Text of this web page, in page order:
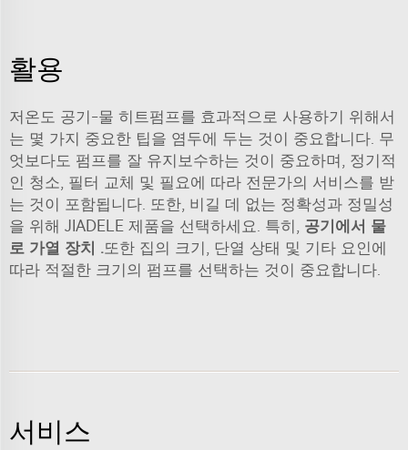
활용
저온도 공기-물 히트펌프를 효과적으로 사용하기 위해서
는 몇 가지 중요한 팁을 염두에 두는 것이 중요합니다. 무
엇보다도 펌프를 잘 유지보수하는 것이 중요하며, 정기적
인 청소, 필터 교체 및 필요에 따라 전문가의 서비스를 받
는 것이 포함됩니다. 또한, 비길 데 없는 정확성과 정밀성
을 위해 JIADELE 제품을 선택하세요. 특히, 공기에서 물
로 가열 장치 .또한 집의 크기, 단열 상태 및 기타 요인에
따라 적절한 크기의 펌프를 선택하는 것이 중요합니다.
서비스